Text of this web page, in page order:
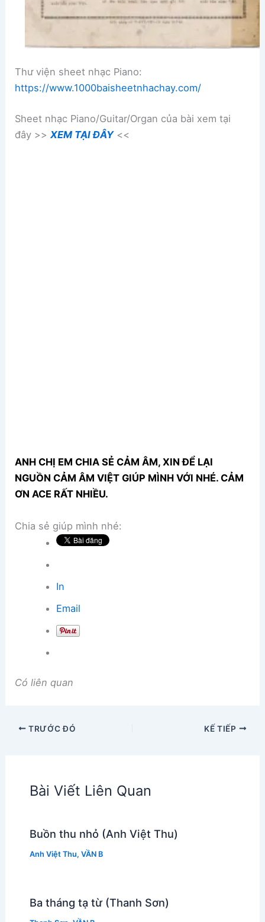
Thư viện sheet nhạc Piano:
https://www.1000baisheetnhachay.com/
Sheet nhạc Piano/Guitar/Organ của bài xem tại
đây >>XEM TẠI ĐÂY<<
ANH CHỊ EM CHIA SẺ CẢM ÂM, XIN ĐỂ LẠI
NGUỒN CẢM ÂM VIỆT GIÚP MÌNH VỚI NHÉ. CẢM
ƠN ACE RẤT NHIỀU.
Chia sẻ giúp mình nhé:
In
Email
Có liên quan
TRƯỚC ĐÓ KẾ TIẾP
Bài Viết Liên Quan
Buồn thu nhỏ (Anh Việt Thu)
Anh Việt Thu, VẦN B
Ba tháng tạ từ (Thanh Sơn)